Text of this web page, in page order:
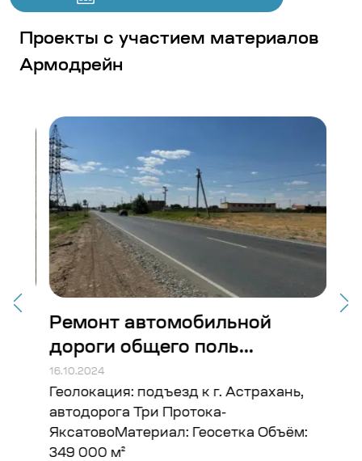
Проекты с участием материалов
Армодрейн
Ремонт автомобильной
дороги общего поль...
16.10.2024
Геолокация: подъезд к г. Астрахань,
автодорога Три Протока-
ЯксатовоМатериал: Геосетка Объём:
349 000 м²